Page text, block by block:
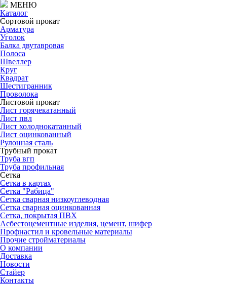
МЕНЮ
Каталог
Сортовой прокат
Арматура
Уголок
Балка двутавровая
Полоса
Швеллер
Круг
Квадрат
Шестигранник
Проволока
Листовой прокат
Лист горячекатанный
Лист пвл
Лист холоднокатанный
Лист оцинкованный
Рулонная сталь
Трубный прокат
Труба вгп
Труба профильная
Сетка
Сетка в картах
Сетка "Рабица"
Сетка сварная низкоуглеводная
Сетка сварная оцинкованная
Сетка, покрытая ПВХ
Асбестоцементные изделия, цемент, шифер
Профнастил и кровельные материалы
Прочие стройматериалы
О компании
Доставка
Новости
Стайер
Контакты